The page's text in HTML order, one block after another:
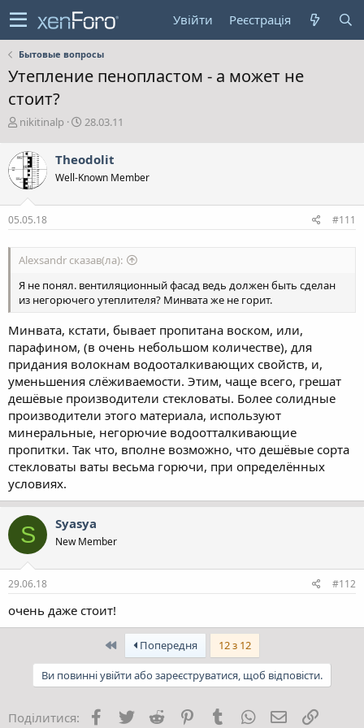
Увійти Реєстрація
Бытовые вопросы
Утепление пенопластом - а может не
стоит?
А
т
о
р
т
е
м
nikitinalp
Д
а
с
в
н
н
я
28.03.11
Theodolit
Well-Known Member
05.05.18 #111
Alexsandr сказав(ла):
Я не понял. вентиляционный фасад ведь должен быть сделан
из негорючего утеплителя? Минвата же не горит.
Минвата, кстати, бывает пропитана воском, или,
парафином, (в очень небольшом количестве), для
придания волокнам водооталкивающих свойств, и,
уменьшения слёживаемости. Этим, чаще всего, грешат
дешёвые производители стекловаты. Более солидные
производители этого материала, используют
минеральные, негорючие водоотталкивающие
пропитки. Так что, вполне возможно, что дешёвые сорта
стекловаты ваты весьма горючи, при определённых
условиях.
S Syasya
New Member
29.06.18 #112
очень даже стоит!
ПершийПопередня 12 з 12
Ви повинні увійти або зареєструватися, щоб відповісти.
Поділитися: Facebook
Twitter Reddit PinterestTumblrWhatsApp
E-mail